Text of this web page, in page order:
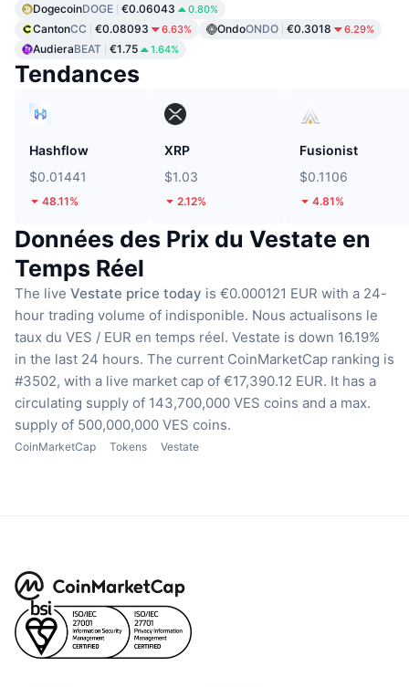
DogecoinDOGE €0.06043 0.80%
CantonCC €0.08093 6.63% OndoONDO €0.3018 6.29%
AudieraBEAT €1.75 1.64%
Tendances
Hashflow
$0.01441
48.11%
XRP
$1.03
2.12%
Fusionist
$0.1106
4.81%
Données des Prix du Vestate en
Temps Réel
The live Vestate price today is €0.000121 EUR with a 24-
hour trading volume of indisponible. Nous actualisons le
taux du VES / EUR en temps réel. Vestate is down 16.19%
in the last 24 hours. The current CoinMarketCap ranking is
#3502, with a live market cap of €17,390.12 EUR. It has a
circulating supply of 143,700,000 VES coins and a max.
supply of 500,000,000 VES coins.
CoinMarketCap Tokens Vestate